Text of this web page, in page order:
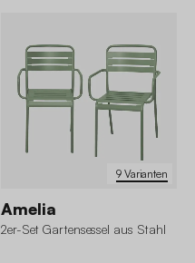
9 Varianten
Amelia
2er-Set Gartensessel aus Stahl